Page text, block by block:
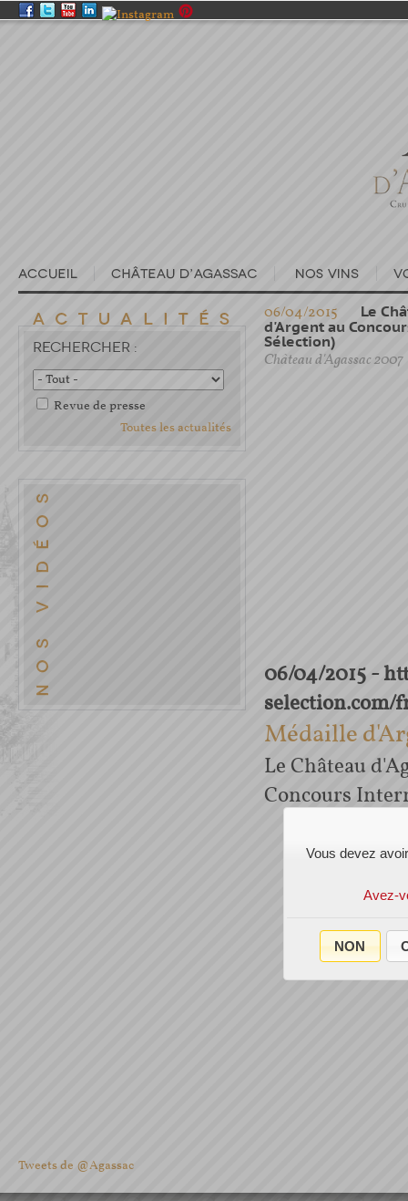
RECHERCHER :
Revue de presse
Toutes les actualités
Tweets de @Agassac
06/04/2015
Le
d'Argent au
Sélection)
Château d'Agassac 2007
06/04/2015 -
selection.com/
Médaille
Le Château
Concours
Vous devez
Avez-
NON